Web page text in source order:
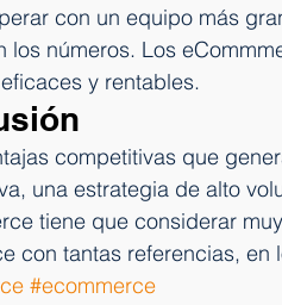
con un equipo más
los números. Los
y rentables.
competitivas que
una estrategia de alto
tiene que considerar
con tantas referencias,
#ecommerce